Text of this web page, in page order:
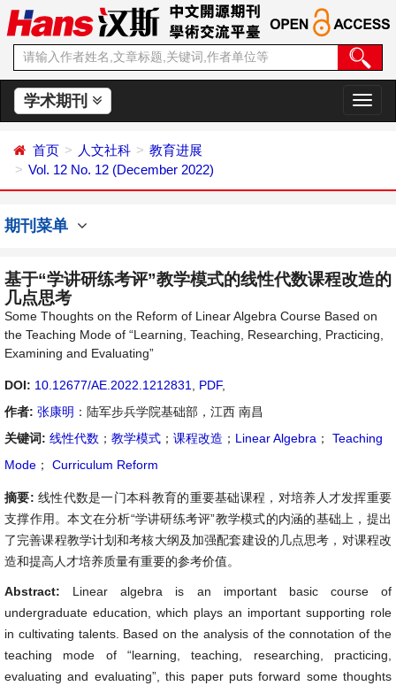
学术期刊
切
换
首页 人文社科
教育进展
Vol. 12 No. 12 (December 2022)
期刊菜单
基于“学讲研练考评”教学模式的线性代数课程改造的
几点思考
Some Thoughts on the Reform of Linear Algebra Course Based on
the Teaching Mode of “Learning, Teaching, Researching, Practicing,
Examining and Evaluating”
DOI: 10.12677/AE.2022.1212831 PDF,
作者: 张康明 ：陆军步兵学院基础部，江西 南昌
关键词: 线性代数 ； 教学模式 ； 课程改造 ； Linear Algebra ；
Teaching
Mode ； Curriculum Reform
摘要: 线性代数是一门本科教育的重要基础课程，对培养人才发挥重要
支撑作用。本文在分析“学讲研练考评”教学模式的内涵的基础上，提出
了完善课程教学计划和考核大纲及加强配套建设的几点思考，对课程改
造和提高人才培养质量有重要的参考价值。
Abstract: Linear algebra is an important basic course of
undergraduate education, which plays an important supporting role
in cultivating talents. Based on the analysis of the connotation of the
teaching mode of “learning, teaching, researching, practicing,
evaluating and evaluating”, this paper puts forward some thoughts